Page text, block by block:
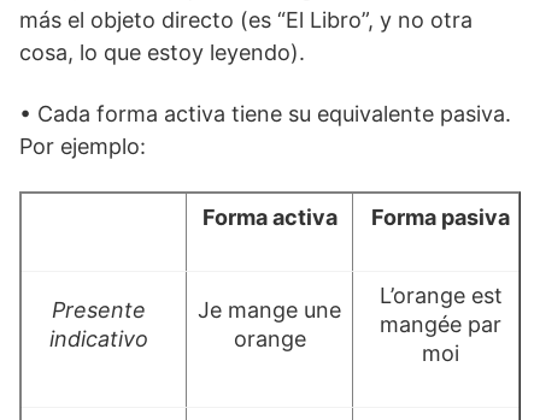
más el objeto directo (es “El Libro”, y no otra
cosa, lo que estoy leyendo).
• Cada forma activa tiene su equivalente pasiva.
Por ejemplo:
Forma activa Forma pasiva
Presente
indicativo
Je mange une
orange
L’orange est
mangée par
moi